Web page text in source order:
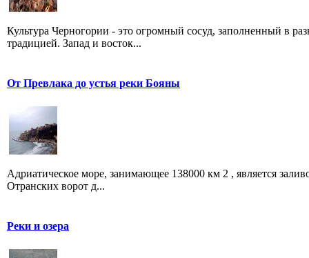
Культура Черногории - это огромный сосуд, заполненный в
традицией. Запад и восток...
От Превлака до устья реки Бояны
Адриатическое море, занимающее 138000 км 2 , является
Отранских ворот д...
Реки и озера